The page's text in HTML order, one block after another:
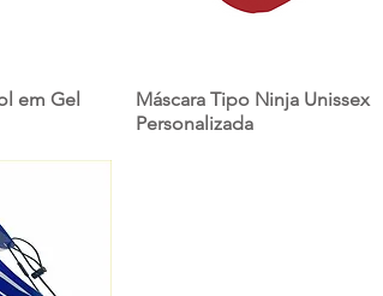
em Gel
Máscara Tipo Ninja Unissex
Personalizada